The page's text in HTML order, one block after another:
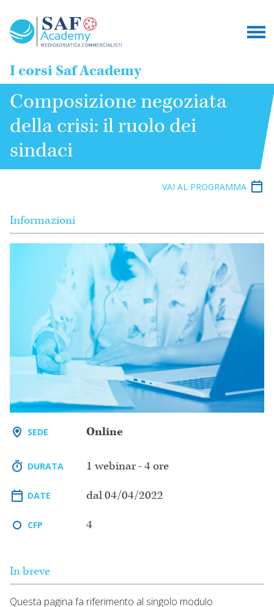
I corsi Saf Academy
Composizione negoziata
della crisi: il ruolo dei
sindaci
VAI AL PROGRAMMA
Informazioni
SEDE Online
DURATA 1 webinar - 4 ore
DATE dal 04/04/2022
CFP 4
In breve
Questa pagina fa riferimento al singolo modulo